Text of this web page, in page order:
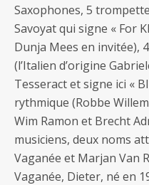
Saxophones, 5
Savoyat qui signe « For
Dunja Mees en invitée),
(l’Italien d’origine
Tesseract et signe ici «
rythmique (Robbe
Wim Ramon et Brecht
musiciens, deux noms
Vaganée et Marjan Van
Vaganée, Dieter, né en